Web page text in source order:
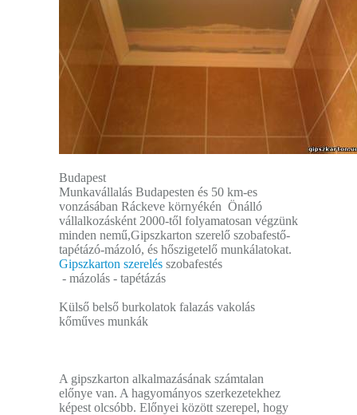
Budapest
Munkavállalás Budapesten és 50 km-es
vonzásában Ráckeve környékén Önálló
vállalkozásként 2000-től folyamatosan végzünk
minden nemű,Gipszkarton szerelő szobafestő-
tapétázó-mázoló, és hőszigetelő munkálatokat.
Gipszkarton szerelés szobafestés
- mázolás - tapétázás
Külső belső burkolatok falazás vakolás
kőműves munkák
A gipszkarton alkalmazásának számtalan
előnye van. A hagyományos szerkezetekhez
képest olcsóbb. Előnyei között szerepel, hogy